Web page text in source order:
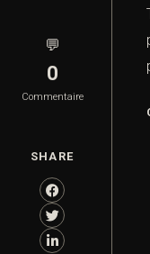
💬
0
Commentaire
SHARE